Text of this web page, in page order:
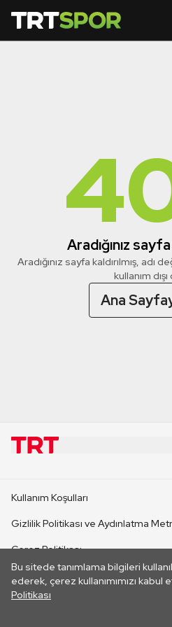
Aradığınız
Aradığınız sayfa kaldırılmış, adı
kullanım
Ana
Bu sitede tanımlama bilgileri
ederek, çerez kullanımımızı kabul
Politikası
CANLI YAYINLAR
Kullanım Koşulları
Gizlilik Politikası ve Aydınlatma
Çerez Politikası
İletişim
Her hakkı saklıdır. ©2026 TRT.